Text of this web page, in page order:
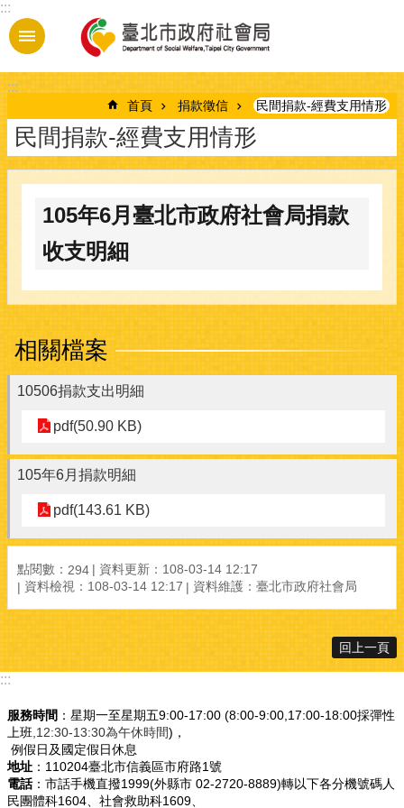
跳到主要內容區塊
:::
:::
首頁 捐款徵信 民間捐款-經費支用情形
民間捐款-經費支用情形
105年6月臺北市政府社會局捐款
收支明細
相關檔案
10506捐款支出明細
pdf(50.90 KB)
105年6月捐款明細
pdf(143.61 KB)
點閱數： 294
資料更新：108-03-14 12:17
資料檢視：108-03-14 12:17
資料維護：臺北市政府社會局
回上一頁
:::
服務時間 ：星期一至星期五9:00-17:00 (8:00-9:00,17:00-18:00採彈性
上班 ,12:30-13:30為午休時間)，
例假日及國定假日休息
地址 ：110204臺北市信義區市府路1號
電話：市話手機直撥1999(外縣市 02-2720-8889)轉以下各分機號碼人
民團體科1604、社會救助科1609、